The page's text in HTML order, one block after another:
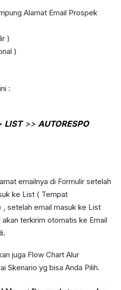
Alamat Email Prospek
)
)
:
LIST>> AUTORESPO
emailnya di Formulir setelah
ke List ( Tempat
, setelah email masuk ke List
terkirim otomatis ke Email
juga Flow Chart Alur
Skenario yg bisa Anda Pilih.